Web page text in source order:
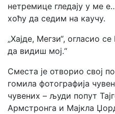
нетремице гледају у ме
хоћу да седим на кaучу.
„Хајде, Мегзи“, огласио
да видиш мој.“
Сместа је отворио свој
гомила фотографија
чувених – људи попут
Армстронга и Мајкла